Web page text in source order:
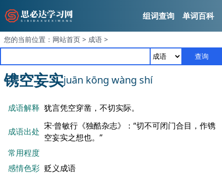
组词查询 单词百科
您的当前位置： 网站首页 > 成语 >
查询
镌空妄实juān kōng wàng shí
成语解释 犹言凭空穿凿，不切实际。
成语出处
宋·曾敏行《独酷杂志》：“切不可闭门合目，作镌
空妄实之想也。”
常用程度
感情色彩 贬义成语